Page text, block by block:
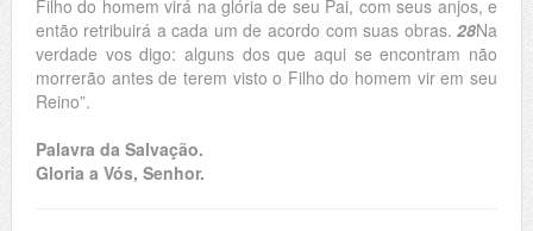
Filho do homem virá na glória de seu Pai, com seus anjos, e
então retribuirá a cada um de acordo com suas obras.28Na
verdade vos digo: alguns dos que aqui se encontram não
morrerão antes de terem visto o Filho do homem vir em seu
Reino”.
Palavra da Salvação.
Gloria a Vós, Senhor.